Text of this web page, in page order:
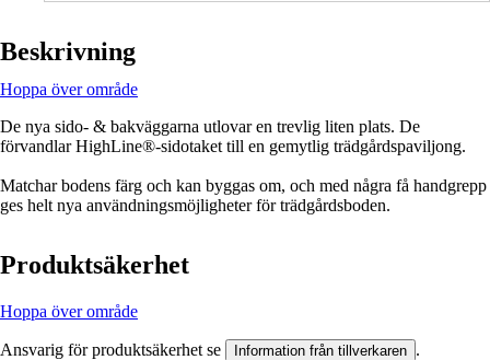
Beskrivning
Hoppa över område
De nya sido- & bakväggarna utlovar en trevlig liten plats. De
förvandlar HighLine®-sidotaket till en gemytlig trädgårdspaviljong.
Matchar bodens färg och kan byggas om, och med några få handgrepp
ges helt nya användningsmöjligheter för trädgårdsboden.
Produktsäkerhet
Hoppa över område
Ansvarig för produktsäkerhet se Information från tillverkaren .